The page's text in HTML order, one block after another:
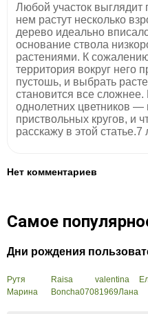
Любой участок выглядит
нем растут несколько
дерево идеально
основание ствола
растениями. К
территория вокруг него
пустошь, и выбрать
становится все
однолетних цветников
приствольных кругов, и
расскажу в этой статье.7
Нет комментариев
Самое
Дни рождения
Рутя Raisa valentina
Марина
Boncha07081969Лана